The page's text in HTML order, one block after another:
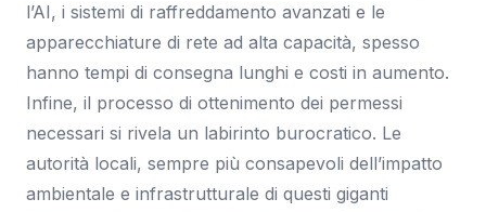
l’AI, i sistemi di raffreddamento avanzati e le
apparecchiature di rete ad alta capacità, spesso
hanno tempi di consegna lunghi e costi in aumento.
Infine, il processo di ottenimento dei permessi
necessari si rivela un labirinto burocratico. Le
autorità locali, sempre più consapevoli dell’impatto
ambientale e infrastrutturale di questi giganti